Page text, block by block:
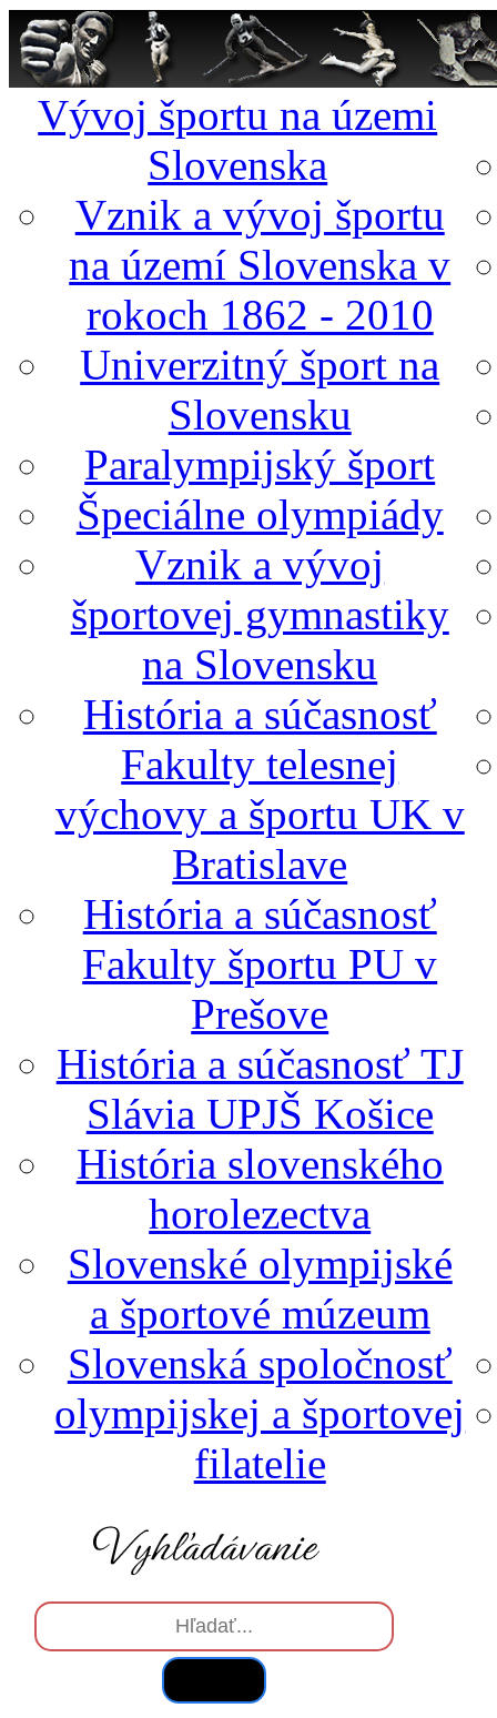
Vývoj športu na územi
Slovenska
Vznik a vývoj športu
na území Slovenska v
rokoch 1862 - 2010
Univerzitný šport na
Slovensku
Paralympijský šport
Špeciálne olympiády
Vznik a vývoj
športovej gymnastiky
na Slovensku
História a súčasnosť
Fakulty telesnej
výchovy a športu UK v
Bratislave
História a súčasnosť
Fakulty športu PU v
Prešove
História a súčasnosť TJ
Slávia UPJŠ Košice
História slovenského
horolezectva
Slovenské olympijské
a športové múzeum
Slovenská spoločnosť
olympijskej a športovej
filatelie